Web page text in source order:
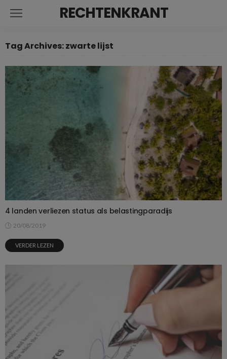
RECHTENKRANT
Tag Archives: zwarte lijst
4 landen verliezen status als belastingparadijs
20/08/2019
VERDER LEZEN